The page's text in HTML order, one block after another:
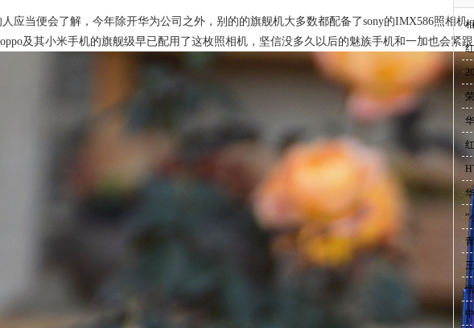
应当便会了解，今年除开华为公司之外，别的的旗舰机大多数都配备了sony的IMX586照相
及其小米手机的旗舰级早已配用了这枚照相机，坚信没多久以后的魅族手机和一加也会紧跟
·
·
·
·
·
·
·
·
·“
·
·
·
·